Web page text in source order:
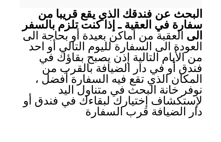
البحث عن فندقك الذي يقع قريبا من
سفارة في العقبة ـ إذا كنت تلزم بالسفر
الى العقبة من أماكن بعيدة أو بحاجة الى
العودة الى السفارة لليوم التالي أو احد
من الأيام التالية إذن يصبح بقاؤك في
فندق أو في دار الضيافة بالقرب من
المكان الذي تقع فيه السفارة أفضل ،
نوفر خانة البحث في متناول اليد
لإستكشاف إختيارك لبقاءك في فندق أو
دار الضيافة قرب السفارة